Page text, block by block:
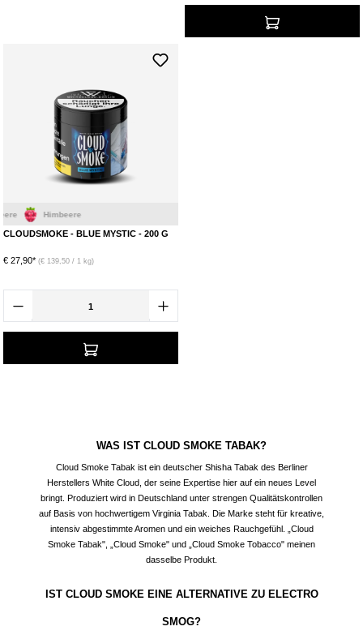
Himbeere
CLOUDSMOKE - BLUE MYSTIC - 200 G
€ 27,90* (€ 139,50 / 1 kg)
WAS IST CLOUD SMOKE TABAK?
Cloud Smoke Tabak ist ein deutscher Shisha Tabak des Berliner
Herstellers White Cloud, der seine Expertise hier auf ein neues Level
bringt. Produziert wird in Deutschland unter strengen Qualitätskontrollen
auf Basis von hochwertigem Virginia Tabak. Die Marke steht für kreative,
intensiv abgestimmte Aromen und ein weiches Rauchgefühl. „Cloud
Smoke Tabak", „Cloud Smoke" und „Cloud Smoke Tobacco" meinen
dasselbe Produkt.
IST CLOUD SMOKE EINE ALTERNATIVE ZU ELECTRO
SMOG?